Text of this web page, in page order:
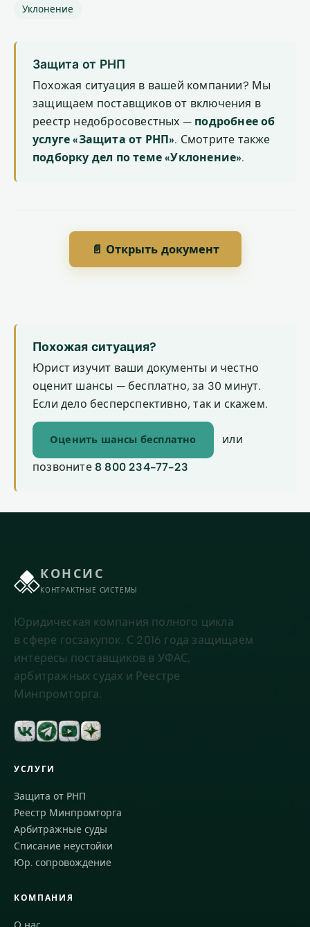
Уклонение
Защита от РНП
Похожая ситуация в вашей компании? Мы
защищаем поставщиков от включения в
реестр недобросовестных — подробнее об
услуге «Защита от РНП». Смотрите также
подборку дел по теме «Уклонение».
📄 Открыть документ
Похожая ситуация?
Юрист изучит ваши документы и честно
оценит шансы — бесплатно, за 30 минут.
Если дело бесперспективно, так и скажем.
Оценить шансы бесплатно или
позвоните 8 800 234-77-23
КОНСИС
КОНТРАКТНЫЕ СИСТЕМЫ
Юридическая компания полного цикла
в сфере госзакупок. С 2016 года защищаем
интересы поставщиков в УФАС,
арбитражных судах и Реестре
Минпромторга.
УСЛУГИ
Защита от РНП
Реестр Минпромторга
Арбитражные суды
Списание неустойки
Юр. сопровождение
КОМПАНИЯ